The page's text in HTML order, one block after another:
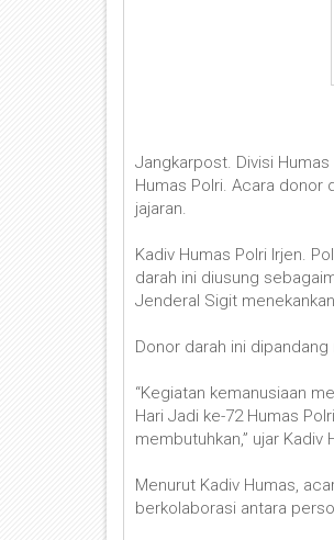
Jangkarpost. Divisi
Humas Polri. Acara donor
jajaran.
Kadiv Humas Polri Irjen.
darah ini diusung
Jenderal Sigit
Donor darah ini
“Kegiatan kemanusiaan
Hari Jadi ke-72 Humas
membutuhkan,” ujar
Menurut Kadiv Humas,
berkolaborasi antara